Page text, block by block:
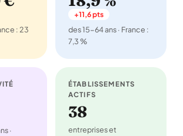
: 23
+11,6 pts
des 15-64 ans · France :
7,3 %
·
ÉTABLISSEMENTS
ACTIFS
38
entreprises et